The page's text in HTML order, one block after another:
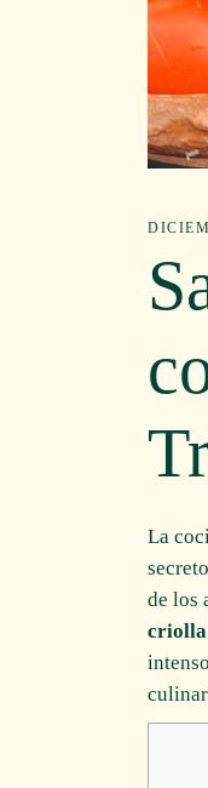
La
de los
criolla